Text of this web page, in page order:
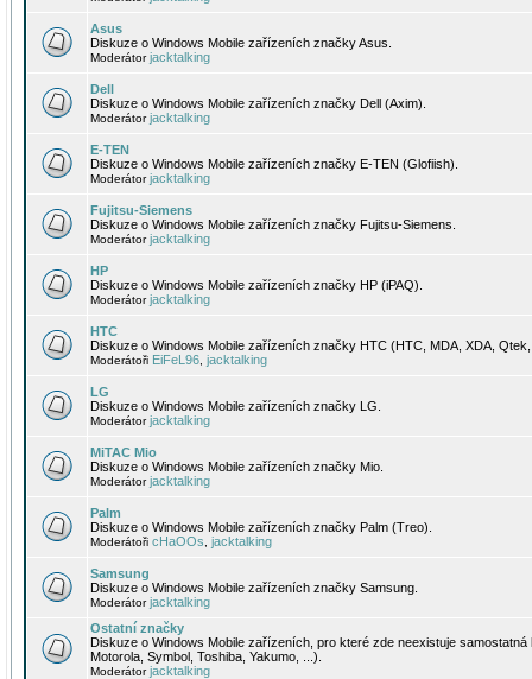
Asus
Diskuze o Windows Mobile zařízeních značky Asus.
Moderátorjacktalking
Dell
Diskuze o Windows Mobile zařízeních značky Dell (Axim).
Moderátorjacktalking
E-TEN
Diskuze o Windows Mobile zařízeních značky E-TEN (Glofiish).
Moderátorjacktalking
Fujitsu-Siemens
Diskuze o Windows Mobile zařízeních značky Fujitsu-Siemens.
Moderátorjacktalking
HP
Diskuze o Windows Mobile zařízeních značky HP (iPAQ).
Moderátorjacktalking
HTC
Diskuze o Windows Mobile zařízeních značky HTC (HTC, MDA, XDA,
Moderátoři EiFeL96 jacktalking
LG
Diskuze o Windows Mobile zařízeních značky LG.
Moderátorjacktalking
MiTAC Mio
Diskuze o Windows Mobile zařízeních značky Mio.
Moderátorjacktalking
Palm
Diskuze o Windows Mobile zařízeních značky Palm (Treo).
Moderátoři cHaOOs jacktalking
Samsung
Diskuze o Windows Mobile zařízeních značky Samsung.
Moderátorjacktalking
Ostatní značky
Diskuze o Windows Mobile zařízeních, pro které zde neexistuje
Motorola, Symbol, Toshiba, Yakumo, ...).
Moderátorjacktalking